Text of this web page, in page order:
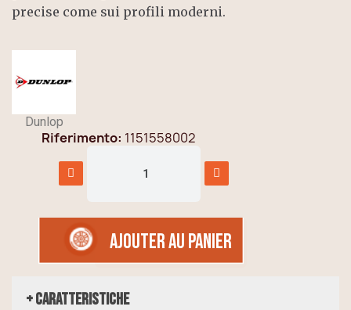
precise come sui profili moderni.
Dunlop
Riferimento 1151558002
AJOUTER AU PANIER
+ Caratteristiche